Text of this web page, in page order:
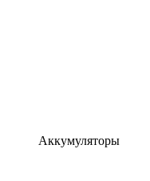
Аккумуляторы